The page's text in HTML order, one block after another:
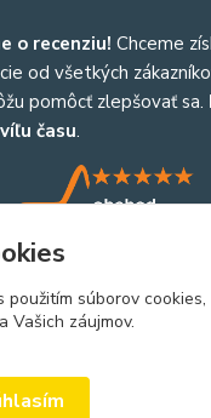
o recenziu! Chceme
od všetkých
pomôcť zlepšovať sa.
času.
použitím súborov
Vašich záujmov.